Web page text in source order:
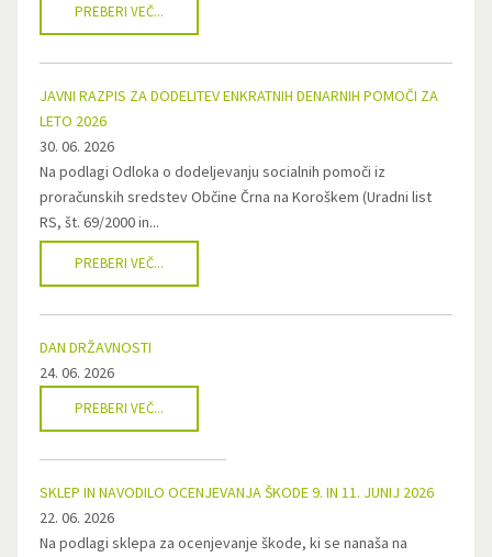
PREBERI VEČ...
JAVNI RAZPIS ZA DODELITEV ENKRATNIH DENARNIH POMOČI ZA
LETO 2026
30. 06. 2026
Na podlagi Odloka o dodeljevanju socialnih pomoči iz
proračunskih sredstev Občine Črna na Koroškem (Uradni list
RS, št. 69/2000 in...
PREBERI VEČ...
DAN DRŽAVNOSTI
24. 06. 2026
PREBERI VEČ...
SKLEP IN NAVODILO OCENJEVANJA ŠKODE 9. IN 11. JUNIJ 2026
22. 06. 2026
Na podlagi sklepa za ocenjevanje škode, ki se nanaša na